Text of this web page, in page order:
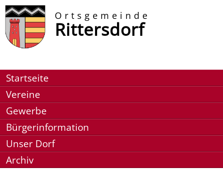
Ortsgemeinde
Rittersdorf
Startseite
Vereine
Gewerbe
Bürgerinformation
Unser Dorf
Archiv